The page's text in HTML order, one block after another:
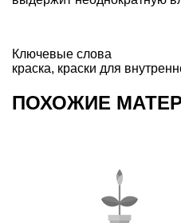
Ключевые слова
краска, краски для
ПОХОЖИЕ